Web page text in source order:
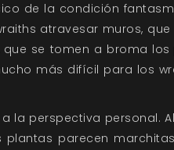
de la condición
atravesar muros,
se tomen a broma
más difícil para los
la perspectiva personal.
parecen